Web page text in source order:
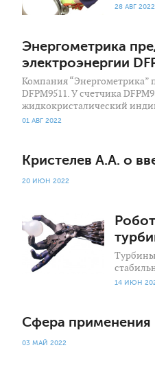
28 АВГ 2022
Энергометрика
электроэнергии
Компания “Энергометрика”
DFPM9511. У счетчика
жидкокристалический
01 АВГ 2022
Кристелев А.А. о
20 ИЮН 2022
14 ИЮН
Сфера
03 МАЙ 2022